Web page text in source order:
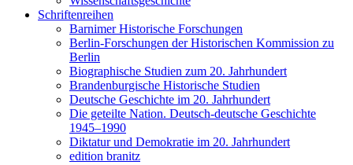
Schriftenreihen
Barnimer Historische Forschungen
Berlin-Forschungen der Historischen Kommission zu
Berlin
Biographische Studien zum 20. Jahrhundert
Brandenburgische Historische Studien
Deutsche Geschichte im 20. Jahrhundert
Die geteilte Nation. Deutsch-deutsche Geschichte
1945–1990
Diktatur und Demokratie im 20. Jahrhundert
edition branitz